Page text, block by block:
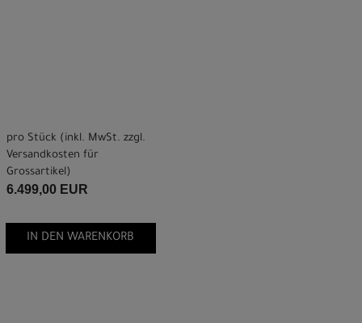
pro Stück (inkl. MwSt. zzgl.
Versandkosten für
Grossartikel )
6.499,00 EUR
IN DEN WARENKORB